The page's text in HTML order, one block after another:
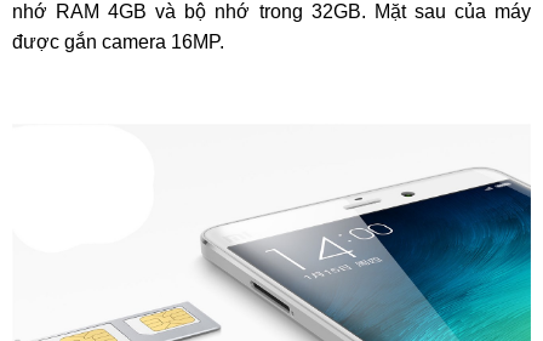
nhớ RAM 4GB và bộ nhớ trong 32GB. Mặt sau của máy
được gắn camera 16MP.